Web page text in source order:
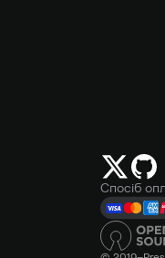
Спосіб